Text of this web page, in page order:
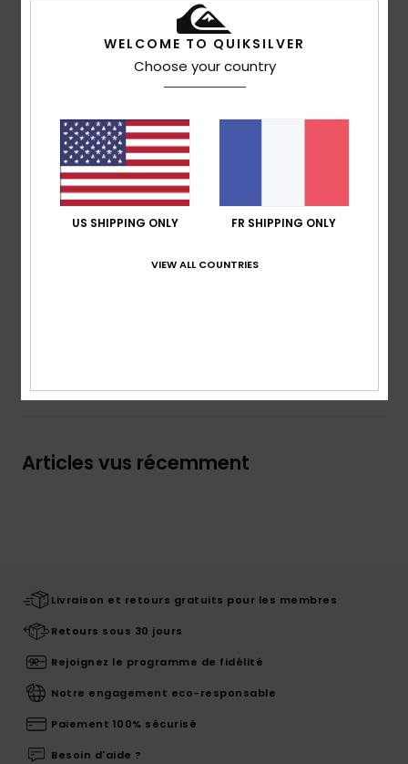
matière Highlite stretch. Fabriqué à partir de bouteilles
en plastique recyclées, le Highlite Arch 19’’ intègre
également un revêtement hydrophobe végétal pour
réduire le temps de séchage entre deux sessions. Une
poche avec rabat à l’arrière et un porte-clés élastique
Livraison & Retours
Articles vus récemment
Livraison et retours gratuits pour les membres
Retours sous 30 jours
Rejoignez le programme de fidélité
Notre engagement eco-responsable
Paiement 100% sécurisé
Besoin d'aide ?
WELCOME TO QUIKSILVER
Choose your country
US SHIPPING ONLY FR SHIPPING ONLY
VIEW ALL COUNTRIES